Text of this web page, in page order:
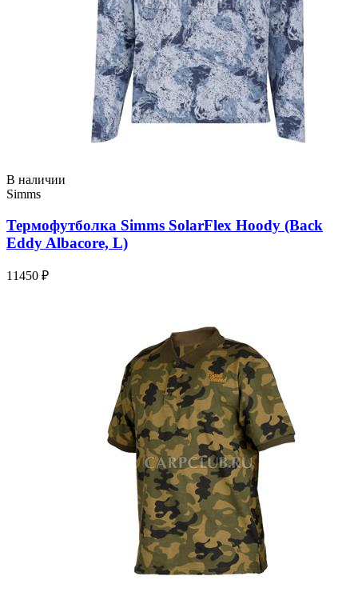
В наличии
Simms
Термофутболка Simms SolarFlex Hoody (Back
Eddy Albacore, L)
11450 ₽